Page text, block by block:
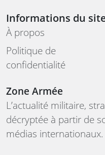
Informations du
À propos
Politique de
confidentialité
Zone Armée
L’actualité militaire,
décryptée à partir de
médias internationaux.